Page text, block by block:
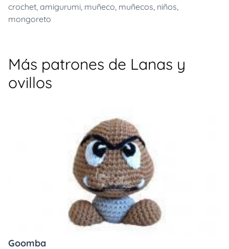
crochet, amigurumi, muñeco, muñecos, niños,
mongoreto
Más patrones de Lanas y
ovillos
Goomba